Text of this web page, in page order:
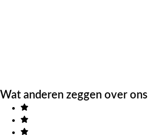
Wat anderen zeggen over ons